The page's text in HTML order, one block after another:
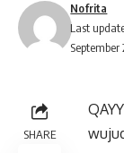
Last
September
Nofrita
SHARE